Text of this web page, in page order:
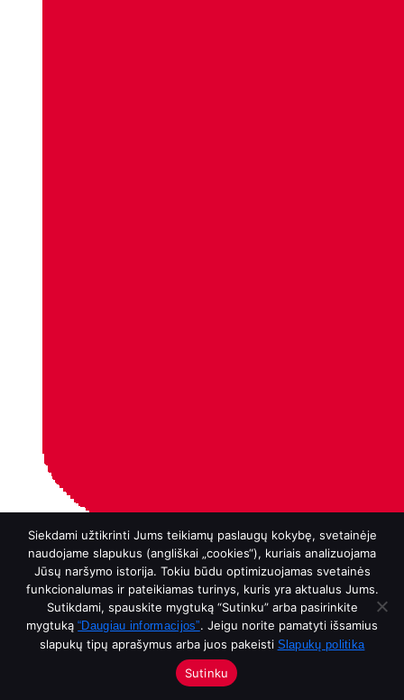
Siekdami užtikrinti Jums teikiamų paslaugų kokybę, svetainėje
naudojame slapukus (angliškai „cookies“), kuriais analizuojama
Jūsų naršymo istorija. Tokiu būdu optimizuojamas svetainės
funkcionalumas ir pateikiamas turinys, kuris yra aktualus Jums.
Sutikdami, spauskite mygtuką “Sutinku” arba pasirinkite
mygtuką“Daugiau informacijos”. Jeigu norite pamatyti išsamius
slapukų tipų aprašymus arba juos pakeisti Slapukų politika
Sutinku